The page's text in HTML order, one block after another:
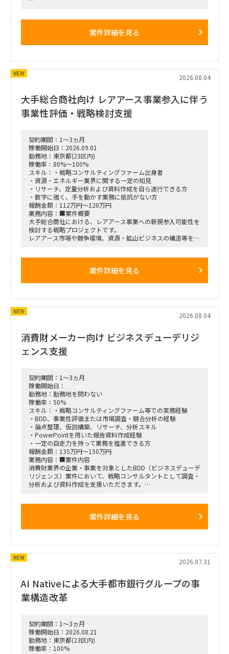
のない難易度の高いPJを、リードする立場で推進できる人材が
ィエーション、事業仮説構築・検証、事業化準備、事業拡大）
・顧客課題に対する最適な支援内容の提案（提案書作成含む）
・社内外の支援者・ソリューションを活用した支援全体のコー
ディネート、PMとしての品質担保
案件詳細を見る
2026.08.04
NEW
大手総合商社向け レアアース事業参入に伴う
事業性評価・戦略検討支援
契約期間：1～3ヵ月
稼働開始日：2026.09.01
勤務地：東京都(23区内)
稼働率：80%～100%
スキル：・戦略コンサルティングファーム出身者
・資源・エネルギー業界に関する一定の知見
・リサーチ、定量分析および資料作成を自ら遂行できる方
・数字に強く、手を動かす業務に抵抗がない方
報酬金額：112万円～120万円
業務内容：■案件概要
大手総合商社における、レアアース事業への新規参入可能性を
検討する戦略プロジェクトです。
レアアース市場や競争環境、資源・鉱山ビジネスの構造等を調
作成、クライアント社員へのヒアリング、外部専門家へのイン
・業界構造、バリューチェーン、主要プレイヤーの分析
・収益性や事業性に関する定量分析
・クライアント社員へのヒアリングおよび会議参加
・外部専門家へのインタビュー対応
■条件
・クライアント：大手総合商社
・開始時期：2026年8月最終週～9月初旬
・期間：開始から約10週間
※2026年11月中旬頃までを想定
・稼働率：80-100％
・勤務形態：基本リモート
・出社頻度：週1～2回程度、クライアント会議や社員ヒアリ
ングへ同行できる方を優先
・募集人数：1名想定
案件詳細を見る
2026.08.04
NEW
消費財メーカー向け ビジネスデューデリジ
ェンス支援
契約期間：1～3ヵ月
稼働開始日：
勤務地：勤務地を問わない
稼働率：50%
スキル：・戦略コンサルティングファーム等での実務経験
・BDD、事業性評価または市場調査・競合分析の経験
・論点整理、仮説構築、リサーチ、分析スキル
・PowerPointを用いた報告資料作成経験
・一定の自走力を持って業務を推進できる方
報酬金額：135万円～150万円
業務内容：■案件内容
消費財業界の企業・事業を対象としたBDD（ビジネスデューデ
リジェンス）案件において、戦略コンサルタントとして調査・
分析および資料作成を支援いただきます。
・対象市場および業界動向の調査
案件詳細を見る
2026.07.31
NEW
AI Nativeによる大手都市銀行グループの事
業構造改革
契約期間：1～3ヵ月
稼働開始日：2026.08.21
勤務地：東京都(23区内)
稼働率：100%